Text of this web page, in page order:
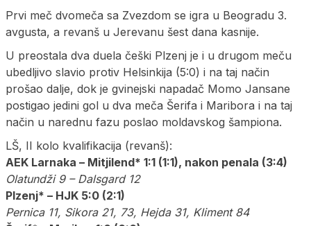
Prvi meč dvomeča sa Zvezdom se igra u Beogradu 3.
avgusta, a revanš u Jerevanu šest dana kasnije.
U preostala dva duela češki Plzenj je i u drugom meču
ubedljivo slavio protiv Helsinkija (5:0) i na taj način
prošao dalje, dok je gvinejski napadač Momo Jansane
postigao jedini gol u dva meča Šerifa i Maribora i na taj
način u narednu fazu poslao moldavskog šampiona.
LŠ, II kolo kvalifikacija (revanš):
AEK Larnaka – Mitjilend* 1:1 (1:1), nakon penala (3:4)
Olatundži 9 – Dalsgard 12
Plzenj* – HJK 5:0 (2:1)
Pernica 11, Sikora 21, 73, Hejda 31, Kliment 84